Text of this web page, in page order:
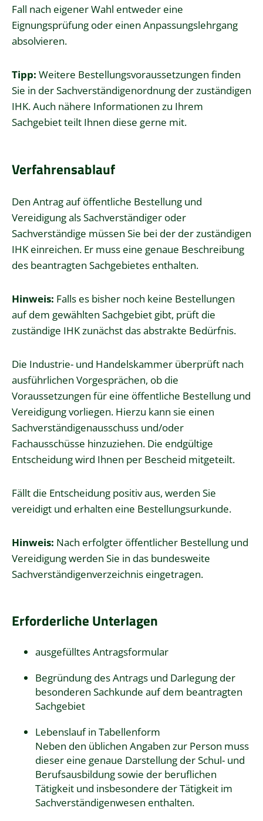
Fall nach eigener Wahl entweder eine
Eignungsprüfung oder einen Anpassungslehrgang
absolvieren.
Tipp: Weitere Bestellungsvoraussetzungen finden
Sie in der Sachverständigenordnung der zuständigen
IHK. Auch nähere Informationen zu Ihrem
Sachgebiet teilt Ihnen diese gerne mit.
Verfahrensablauf
Den Antrag auf öffentliche Bestellung und
Vereidigung als Sachverständiger oder
Sachverständige müssen Sie bei der der zuständigen
IHK einreichen. Er muss eine genaue Beschreibung
des beantragten Sachgebietes enthalten.
Hinweis: Falls es bisher noch keine Bestellungen
auf dem gewählten Sachgebiet gibt, prüft die
zuständige IHK zunächst das abstrakte Bedürfnis.
Die Industrie- und Handelskammer überprüft nach
ausführlichen Vorgesprächen, ob die
Voraussetzungen für eine öffentliche Bestellung und
Vereidigung vorliegen. Hierzu kann sie einen
Sachverständigenausschuss und/oder
Fachausschüsse hinzuziehen. Die endgültige
Entscheidung wird Ihnen per Bescheid mitgeteilt.
Fällt die Entscheidung positiv aus, werden Sie
vereidigt und erhalten eine Bestellungsurkunde.
Hinweis: Nach erfolgter öffentlicher Bestellung und
Vereidigung werden Sie in das bundesweite
Sachverständigenverzeichnis eingetragen.
Erforderliche Unterlagen
ausgefülltes Antragsformular
Begründung des Antrags und Darlegung der
besonderen Sachkunde auf dem beantragten
Sachgebiet
Lebenslauf in Tabellenform
Neben den üblichen Angaben zur Person muss
dieser eine genaue Darstellung der Schul- und
Berufsausbildung sowie der beruflichen
Tätigkeit und insbesondere der Tätigkeit im
Sachverständigenwesen enthalten.